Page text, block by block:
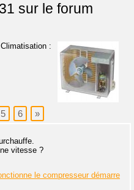
sur le forum
:
5 6 »
vitesse ?
le compresseur démarre